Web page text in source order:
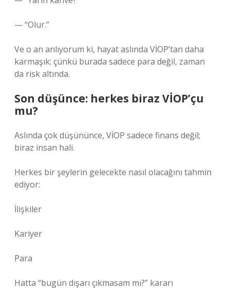
— “Olur.”
Ve o an anlıyorum ki, hayat aslında VİOP’tan daha
karmaşık: çünkü burada sadece para değil, zaman
da risk altında.
Son düşünce: herkes biraz VİOP’çu
mu?
Aslında çok düşününce, VİOP sadece finans değil;
biraz insan hali.
Herkes bir şeylerin gelecekte nasıl olacağını tahmin
ediyor:
İlişkiler
Kariyer
Para
Hatta “bugün dışarı çıkmasam mı?” kararı